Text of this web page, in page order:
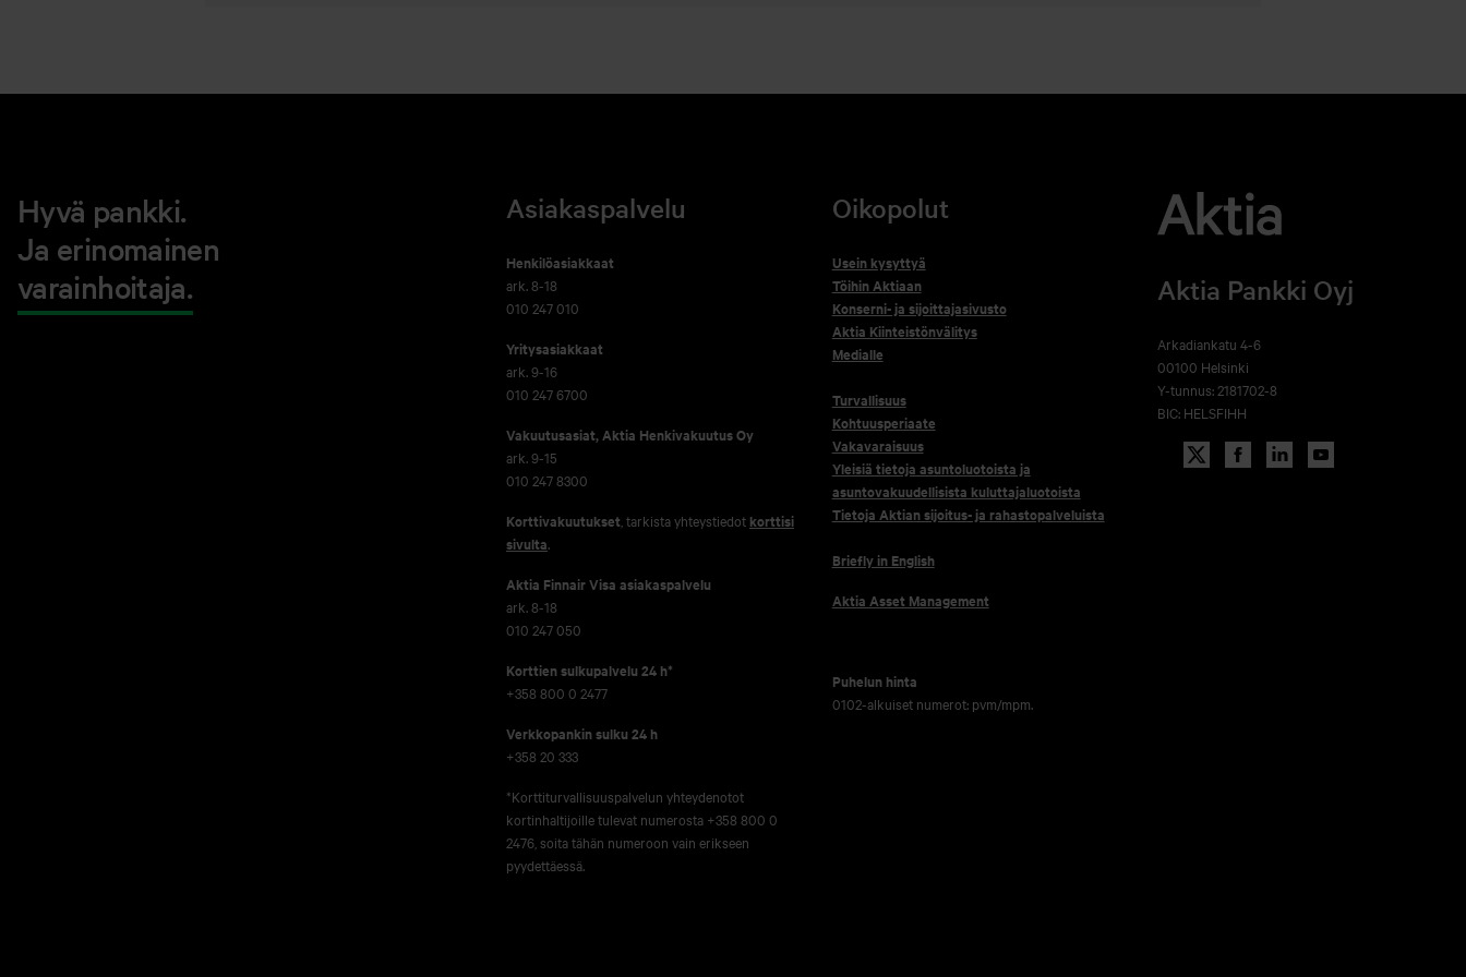
Hyvä pankki.
Ja erinomainen
varainhoitaja.
Asiakaspalvelu
Henkilöasiakkaat
ark. 8-18
010 247 010
Yritysasiakkaat
ark. 9-16
010 247 6700
Vakuutusasiat, Aktia Henkivakuutus Oy
ark. 9-15
010 247 8300
Korttivakuutukset , tarkista yhteystiedot korttisi
sivulta.
Aktia Finnair Visa asiakaspalvelu
ark. 8-18
010 247 050
Korttien sulkupalvelu 24 h*
+358 800 0 2477
Verkko­pankin sulku 24 h
+358 20 333
*Korttiturvallisuuspalvelun yhteydenotot
kortinhaltijoille tulevat numerosta +358 800 0
2476, soita tähän numeroon vain erikseen
pyydettäessä.
Oikopolut
Usein kysyttyä
Töihin Aktiaan
Konserni- ja sijoittajasivusto
Aktia Kiinteistönvälitys
Medialle
Turvallisuus
Kohtuusperiaate
Vakavaraisuus
Yleisiä tietoja asuntoluotoista ja
asuntovakuudellisista kuluttajaluotoista
Tietoja Aktian sijoitus- ja rahastopalveluista
Briefly in English
Aktia Asset Management
Puhelun hinta
0102-alkuiset numerot: pvm/mpm.
Aktia Pankki Oyj
Arkadiankatu 4-6
00100 Helsinki
Y-tunnus: 2181702-8
BIC: HELSFIHH